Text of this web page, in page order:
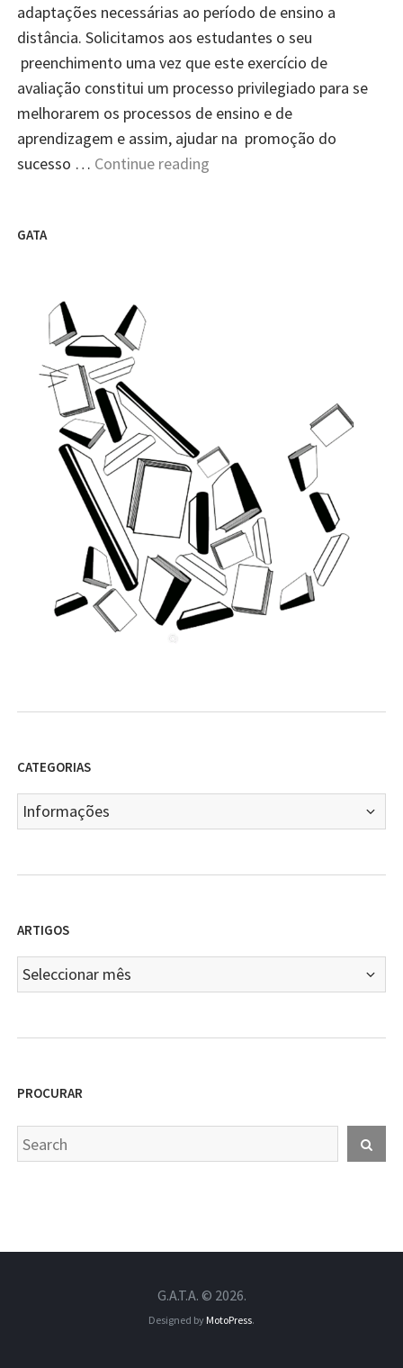
adaptações necessárias ao período de ensino a
distância. Solicitamos aos estudantes o seu
preenchimento uma vez que este exercício de
avaliação constitui um processo privilegiado para se
melhorarem os processos de ensino e de
aprendizagem e assim, ajudar na promoção do
sucesso … Continue reading
GATA
CATEGORIAS
Categorias
ARTIGOS
Artigos
PROCURAR
Search
for:
G.A.T.A. © 2026.
Designed by MotoPress.